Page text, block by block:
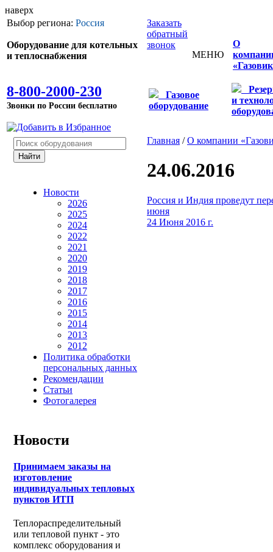
наверх
Выбор региона: Россия
Оборудование для котельных
и теплоснабжения
8-800-2000-230
Звонки по России бесплатно
Заказать
обратный
звонок
МЕНЮ
О
Газовое
оборудование
и
Новости
2026
2025
2024
2022
2021
2020
2019
2018
2017
2016
2015
2014
2013
2012
Политика обработки
персональных данных
Рекомендации
Статьи
Фотогалерея
Новости
Принимаем заказы на
изготовление
индивидуальных тепловых
пунктов ИТП
Теплораспределительный
или тепловой пункт - это
комплекс оборудования и
Главная /О компании
24.06.2016
Россия и Индия проведут
июня
24 Июня 2016 г.